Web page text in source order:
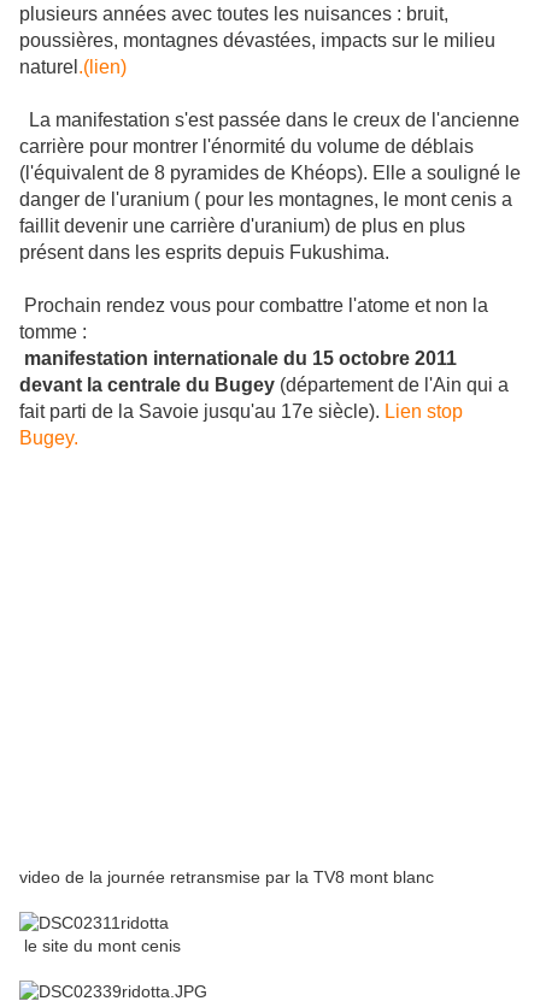
plusieurs années avec toutes les nuisances : bruit,
poussières, montagnes dévastées, impacts sur le milieu
naturel .(lien)
La manifestation s'est passée dans le creux de l'ancienne
carrière pour montrer l'énormité du volume de déblais
(l'équivalent de 8 pyramides de Khéops). Elle a souligné le
danger de l'uranium ( pour les montagnes, le mont cenis a
faillit devenir une carrière d'uranium) de plus en plus
présent dans les esprits depuis Fukushima.
Prochain rendez vous pour combattre l'atome et non la
tomme :
manifestation internationale du 15 octobre 2011
devant la centrale du Bugey (département de l'Ain qui a
fait parti de la Savoie jusqu'au 17e siècle). Lien stop
Bugey.
video de la journée retransmise par la TV8 mont blanc
le site du mont cenis